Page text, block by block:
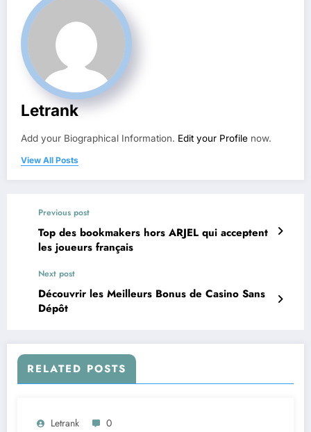
Letrank
Add your Biographical Information. Edit your Profile now.
View All Posts
Previous post
Top des bookmakers hors ARJEL qui acceptent
les joueurs français
Next post
Découvrir les Meilleurs Bonus de Casino Sans
Dépôt
RELATED POSTS
Letrank 0